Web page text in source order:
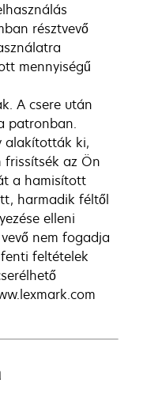
résztvevő
mennyiségű
A csere után
patronban.
alakították ki,
az Ön
a hamisított
harmadik féltől
elleni
nem fogadja
feltételek